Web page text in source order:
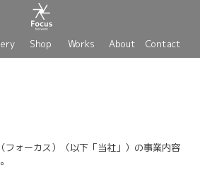
Shop Works About Contact
フォーカス）（以下「当社」）の事業内容